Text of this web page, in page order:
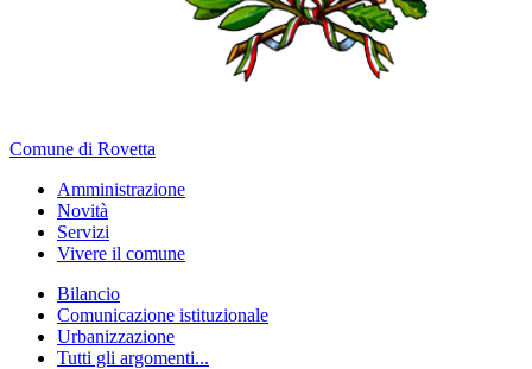
Comune di Rovetta
Amministrazione
Novità
Servizi
Vivere il comune
Bilancio
Comunicazione istituzionale
Urbanizzazione
Tutti gli argomenti...